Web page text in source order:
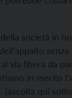
società in
via libera da
in merito
(ascolta qui